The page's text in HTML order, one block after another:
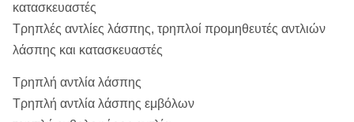
κατασκευαστές
Τρηπλές αντλίες λάσπης, τρηπλοί προμηθευτές αντλιών
λάσπης και κατασκευαστές
Τρηπλή αντλία λάσπης
Τρηπλή αντλία λάσπης εμβόλων